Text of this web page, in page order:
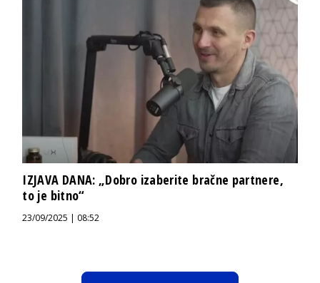
IZJAVA DANA: „Dobro izaberite bračne partnere,
to je bitno“
23/09/2025 | 08:52